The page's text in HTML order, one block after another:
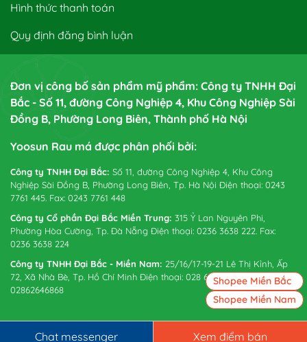
Hình thức thanh toán
Quy định đăng bình luận
Đơn vị công bố sản phẩm mỹ phẩm: Công ty TNHH Đại
Bắc - Số 11, đường Công Nghiệp 4, Khu Công Nghiệp Sài
Đồng B, Phường Long Biên, Thành phố Hà Nội
Yoosun Rau má được phân phối bởi:
Công ty TNHH Đại Bắc: Số 11, đường Công Nghiệp 4, Khu Công
Nghiệp Sài Đồng B, Phường Long Biên, Tp. Hà Nội Điện thoại: 0243
7761 445. Fax: 0243 7761 448
Công ty Cổ phần Đại Bắc Miền Trung: 315 Ỷ Lan Nguyên Phi,
Phường Hòa Cường, Tp. Đà Nẵng Điện thoại: 0236 3638 222. Fax:
0236 3638 224
Công ty TNHH Đại Bắc - Miền Nam: 25/16/17-19-21 Lê Thị Kỉnh, Ấp
72, Xã Nhà Bè, Tp. Hồ Chí Minh Điện thoại: 028 6265 0738. Fax:
02862646868
Chat messenger Xem điểm bán
Shopee Miền Bắc
Shopee Miền Nam